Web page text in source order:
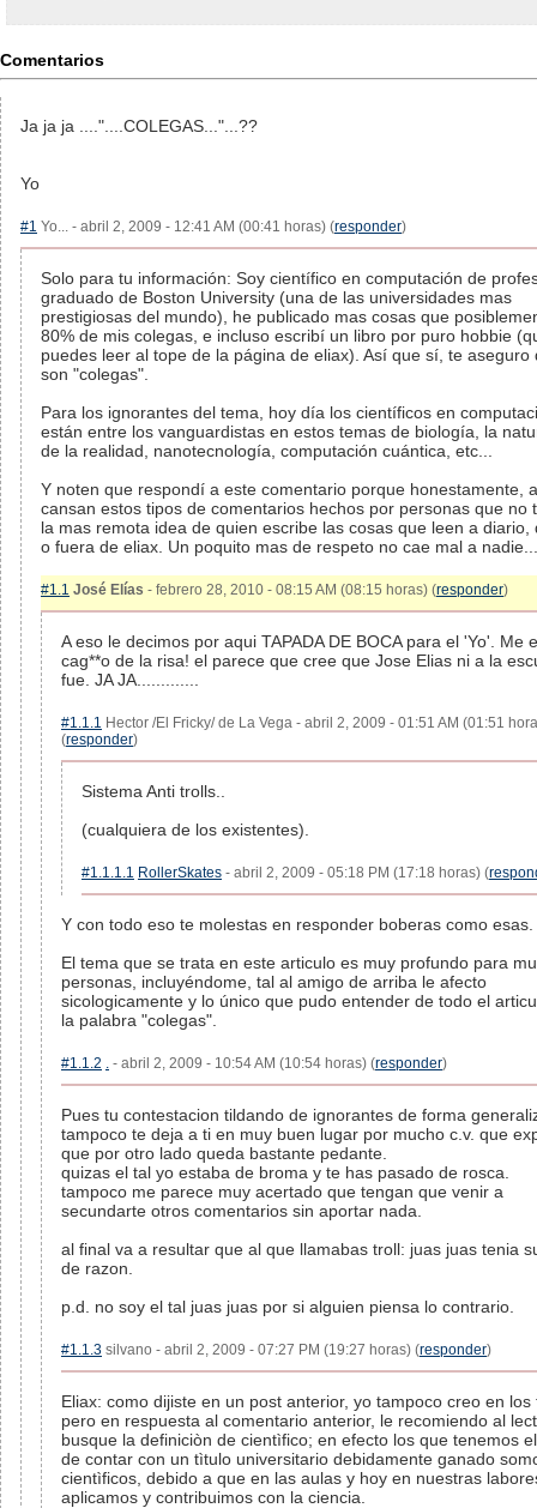
Comentarios
Ja ja ja ...."....COLEGAS..."...??
Yo
#1 Yo... - abril 2, 2009 - 12:41 AM (00:41 horas) (responder)
Solo para tu información: Soy científico en computación de
graduado de Boston University (una de las universidades mas
prestigiosas del mundo), he publicado mas cosas que
80% de mis colegas, e incluso escribí un libro por puro hobbie
puedes leer al tope de la página de eliax). Así que sí, te aseguro
son "colegas".
Para los ignorantes del tema, hoy día los científicos en
están entre los vanguardistas en estos temas de biología, la
de la realidad, nanotecnología, computación cuántica, etc...
Y noten que respondí a este comentario porque honestamente,
cansan estos tipos de comentarios hechos por personas que no
la mas remota idea de quien escribe las cosas que leen a diario,
o fuera de eliax. Un poquito mas de respeto no cae mal a nadie...
#1.1 José Elías - febrero 28, 2010 - 08:15 AM (08:15 horas) (responder)
A eso le decimos por aqui TAPADA DE BOCA para el 'Yo'. Me
cag**o de la risa! el parece que cree que Jose Elias ni a la
fue. JA JA.............
#1.1.1 Hector /El Fricky/ de La Vega - abril 2, 2009 - 01:51 AM (01:51
(responder)
Sistema Anti trolls..
(cualquiera de los existentes).
#1.1.1.1 RollerSkates - abril 2, 2009 - 05:18 PM (17:18 horas) (
Y con todo eso te molestas en responder boberas como esas.
El tema que se trata en este articulo es muy profundo para
personas, incluyéndome, tal al amigo de arriba le afecto
sicologicamente y lo único que pudo entender de todo el
la palabra "colegas".
#1.1.2 . - abril 2, 2009 - 10:54 AM (10:54 horas) (responder)
Pues tu contestacion tildando de ignorantes de forma
tampoco te deja a ti en muy buen lugar por mucho c.v. que
que por otro lado queda bastante pedante.
quizas el tal yo estaba de broma y te has pasado de rosca.
tampoco me parece muy acertado que tengan que venir a
secundarte otros comentarios sin aportar nada.
al final va a resultar que al que llamabas troll: juas juas tenia
de razon.
p.d. no soy el tal juas juas por si alguien piensa lo contrario.
#1.1.3 silvano - abril 2, 2009 - 07:27 PM (19:27 horas) (responder)
Eliax: como dijiste en un post anterior, yo tampoco creo en los
pero en respuesta al comentario anterior, le recomiendo al
busque la definiciòn de cientìfico; en efecto los que tenemos
de contar con un tìtulo universitario debidamente ganado
cientìficos, debido a que en las aulas y hoy en nuestras
aplicamos y contribuimos con la ciencia.